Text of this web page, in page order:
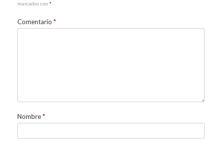
marcados con *
Comentario *
Nombre*